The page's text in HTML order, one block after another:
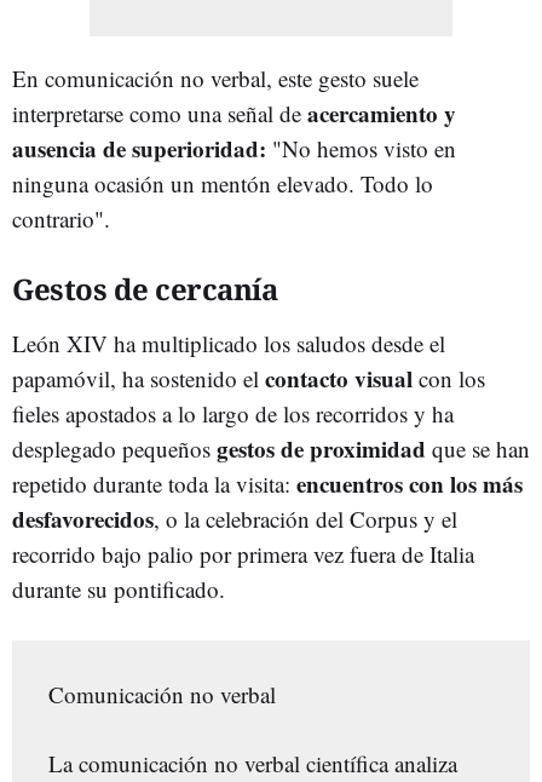
En comunicación no verbal, este gesto suele
interpretarse como una señal de acercamiento y
ausencia de superioridad: "No hemos visto en
ninguna ocasión un mentón elevado. Todo lo
contrario".
Gestos de cercanía
León XIV ha multiplicado los saludos desde el
papamóvil, ha sostenido el contacto visual con los
fieles apostados a lo largo de los recorridos y ha
desplegado pequeños gestos de proximidad que se han
repetido durante toda la visita: encuentros con los más
desfavorecidos, o la celebración del Corpus y el
recorrido bajo palio por primera vez fuera de Italia
durante su pontificado.
Comunicación no verbal
La comunicación no verbal científica analiza